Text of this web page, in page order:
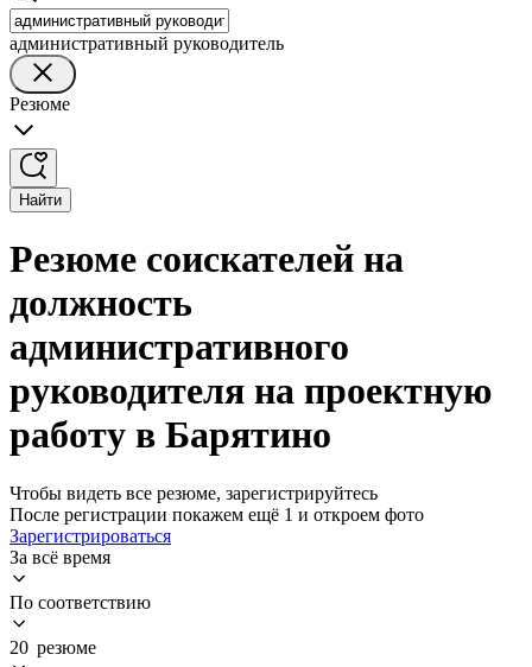
административный руководитель
Резюме
Найти
Резюме соискателей на
должность
административного
руководителя на проектную
работу в Барятино
Чтобы видеть все резюме, зарегистрируйтесь
После регистрации покажем ещё 1 и откроем фото
Зарегистрироваться
За всё время
По соответствию
20 резюме